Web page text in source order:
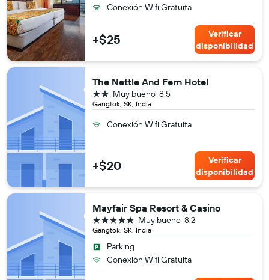
Conexión Wifi Gratuita
+$25
Verificar
disponibilidad
The Nettle And Fern Hotel
Gangtok, SK, India
8.5
Muy bueno
2 estrellas
Conexión Wifi Gratuita
+$20
Verificar
disponibilidad
Mayfair Spa Resort & Casino
Gangtok, SK, India
8.2
Muy bueno
5 estrellas
Parking
Conexión Wifi Gratuita